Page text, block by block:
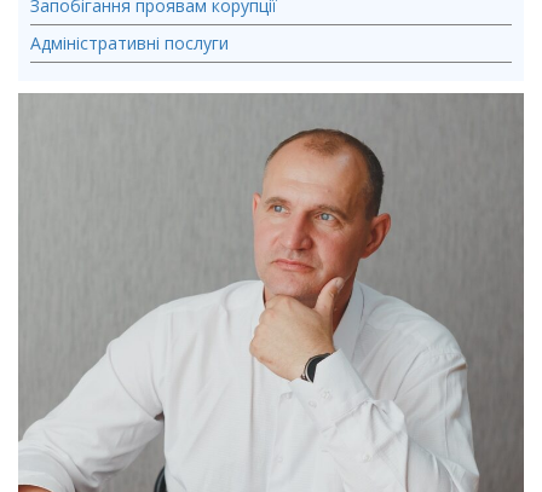
Запобігання проявам корупції
Адміністративні послуги